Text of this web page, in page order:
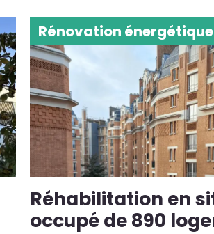
Rénovation énergétique
Réhabilitation en
occupé de 890